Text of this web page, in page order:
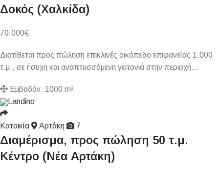
Δοκός (Χαλκίδα)
70,000€
Διατίθεται προς πώληση επικλινές οικόπεδο επιφανείας 1.000
τ.μ., σε ήσυχη και αναπτυσσόμενη γειτονιά στην περιοχή…
Εμβαδόν: 1000 m²
Landino
Κατοικία Αρτάκη 7
Διαμέρισμα, προς πώληση 50 τ.μ.
Κέντρο (Νέα Αρτάκη)